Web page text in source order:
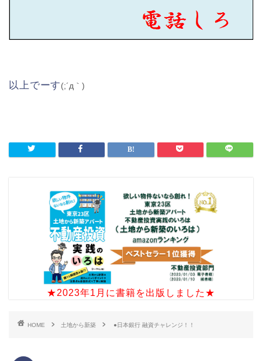
以上でーす(;´д｀)
★2023年1月に書籍を出版しました★
HOME 土地から新築 ●日本銀行 融資チャレンジ！！